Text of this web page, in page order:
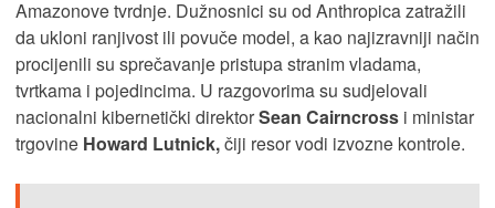
Amazonove tvrdnje. Dužnosnici su od Anthropica zatražili
da ukloni ranjivost ili povuče model, a kao najizravniji način
procijenili su sprečavanje pristupa stranim vladama,
tvrtkama i pojedincima. U razgovorima su sudjelovali
nacionalni kibernetički direktorSean Cairncross i ministar
trgovine Howard Lutnick,čiji resor vodi izvozne kontrole.